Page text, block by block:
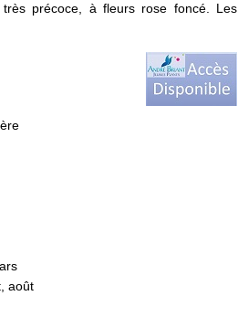
précoce, à fleurs rose foncé. Les
août